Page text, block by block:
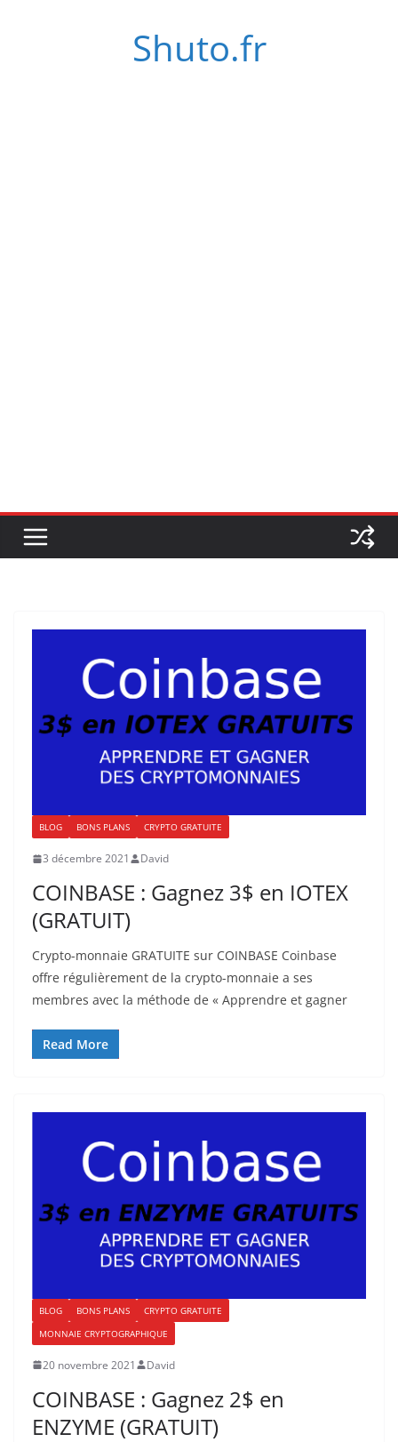
Shuto.fr
BLOG BONS PLANS CRYPTO GRATUITE
3 décembre 2021 David
COINBASE : Gagnez 3$ en IOTEX
(GRATUIT)
Crypto-monnaie GRATUITE sur COINBASE Coinbase
offre régulièrement de la crypto-monnaie a ses
membres avec la méthode de « Apprendre et gagner
Read More
BLOG BONS PLANS
CRYPTO GRATUITE
MONNAIE CRYPTOGRAPHIQUE
20 novembre 2021 David
COINBASE : Gagnez 2$ en
ENZYME (GRATUIT)